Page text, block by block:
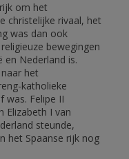
om het
christelijke rivaal, het
was dan ook
bewegingen
en Nederland is.
het
katholieke
was. Felipe II
Elizabeth I van
steunde,
het Spaanse rijk nog